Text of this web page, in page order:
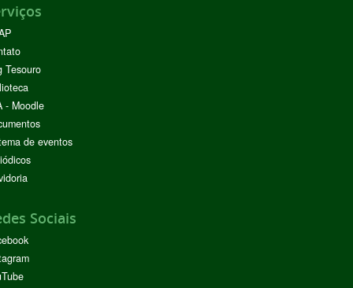
Tesouro
- Moodle
de eventos
Sociais